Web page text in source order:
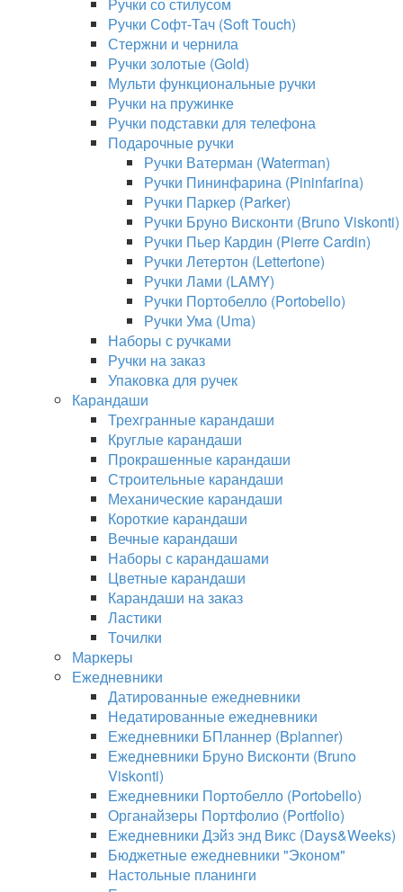
Ручки Софт-Тач (Soft Touch)
Стержни и чернила
Ручки золотые (Gold)
Мульти функциональные ручки
Ручки на пружинке
Ручки подставки для телефона
Подарочные ручки
Ручки Ватерман (Waterman)
Ручки Пининфарина (Pininfarina)
Ручки Паркер (Parker)
Ручки Бруно Висконти (Bruno Viskonti)
Ручки Пьер Кардин (Pierre Cardin)
Ручки Летертон (Lettertone)
Ручки Лами (LAMY)
Ручки Портобелло (Portobello)
Ручки Ума (Uma)
Наборы с ручками
Ручки на заказ
Упаковка для ручек
Карандаши
Трехгранные карандаши
Круглые карандаши
Прокрашенные карандаши
Строительные карандаши
Механические карандаши
Короткие карандаши
Вечные карандаши
Наборы с карандашами
Цветные карандаши
Карандаши на заказ
Ластики
Точилки
Маркеры
Ежедневники
Датированные ежедневники
Недатированные ежедневники
Ежедневники БПланнер (Bplanner)
Ежедневники Бруно Висконти (Bruno
Viskonti)
Ежедневники Портобелло (Portobello)
Органайзеры Портфолио (Portfolio)
Ежедневники Дэйз энд Викс (Days&Weeks)
Бюджетные ежедневники "Эконом"
Настольные планинги